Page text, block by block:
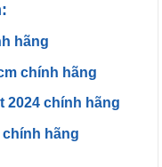
hãng
chính hãng
2024 chính hãng
chính hãng